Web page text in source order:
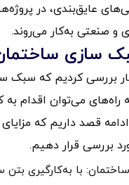
عایق‌بندی، در
و صنعتی به‌کار می‌روند.
سازی
بررسی کردیم که سبک
می‌توان اقدام
ادامه قصد داریم که
بررسی قرار دهیم.
با به‌کارگیری